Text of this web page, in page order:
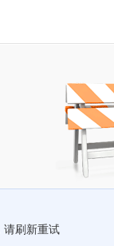
请刷新重试